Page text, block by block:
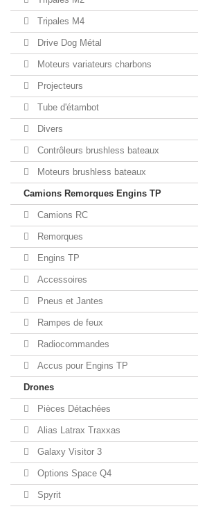
Tripales M4
Drive Dog Métal
Moteurs variateurs charbons
Projecteurs
Tube d'étambot
Divers
Contrôleurs brushless bateaux
Moteurs brushless bateaux
Camions Remorques Engins TP
Camions RC
Remorques
Engins TP
Accessoires
Pneus et Jantes
Rampes de feux
Radiocommandes
Accus pour Engins TP
Drones
Pièces Détachées
Alias Latrax Traxxas
Galaxy Visitor 3
Options Space Q4
Spyrit